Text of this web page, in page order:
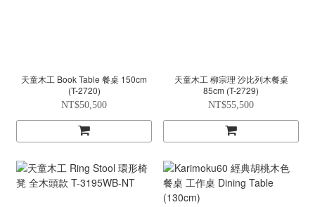
天童木工 Book Table 餐桌 150cm
(T-2720)
NT$50,500
天童木工 柳宗理 沙比列木餐桌
85cm (T-2729)
NT$55,500